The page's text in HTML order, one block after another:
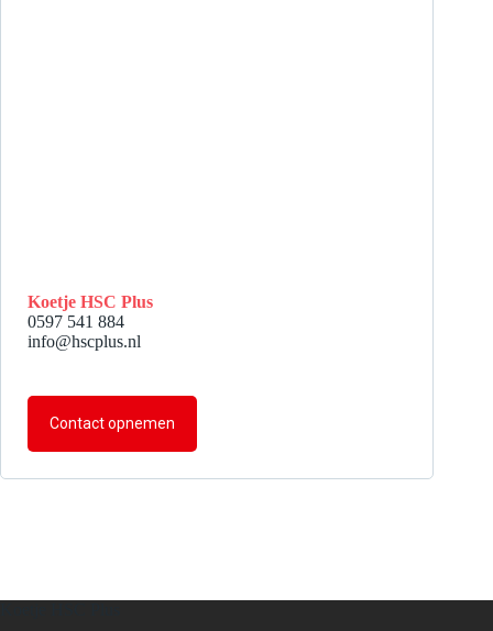
Koetje HSC Plus
0597 541 884
info@hscplus.nl
Contact opnemen